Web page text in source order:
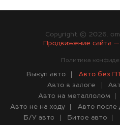
Copyright © 2026.
Продвижение сайта
Политика
Выкуп авто Авто без
Авто в залоге
Авто на металлолом
Авто не на ходу
Авто после
Б/У авто
Битое авто